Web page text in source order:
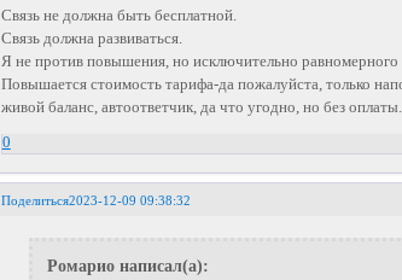
Связь не должна быть бесплатной.
Связь должна развиваться.
Я не против повышения, но исключительно
Повышается стоимость тарифа-да пожалуйста, только
живой баланс, автоответчик, да что угодно, но без оплаты.
0
Поделиться2023-12-09 09:38:32
Ромарио написал(а):